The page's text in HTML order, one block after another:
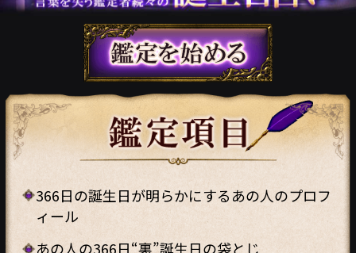
366日の誕生日が明らかにするあの人のプロフ
ィール
あの人の366日“裏”誕生日の袋とじ